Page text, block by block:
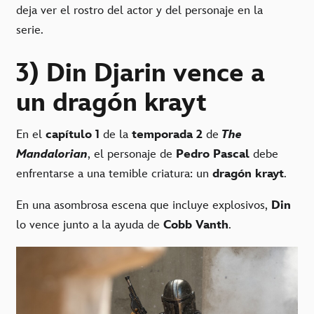
deja ver el rostro del actor y del personaje en la
serie.
3) Din Djarin vence a
un dragón krayt
En el capítulo 1 de la temporada 2 de The
Mandalorian, el personaje de Pedro Pascal debe
enfrentarse a una temible criatura: un dragón krayt.
En una asombrosa escena que incluye explosivos, Din
lo vence junto a la ayuda de Cobb Vanth.